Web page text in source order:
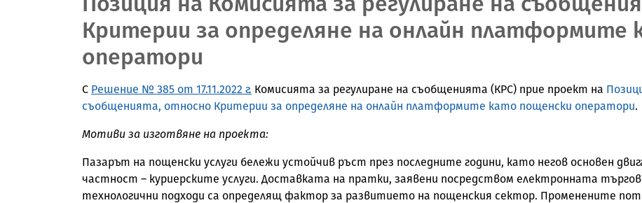
Критерии за определяне на онлайн платформите
оператори
С Решение № 385 от 17.11.2022 г. Комисията за регулиране на съобщенията (КРС) прие проект на
съобщенията, относно Критерии за определяне на онлайн платформите като пощенски оператори.
Мотиви за изготвяне на проекта:
Пазарът на пощенски услуги бележи устойчив ръст през последните години, като негов основен
частност – куриерските услуги. Доставката на пратки, заявени посредством електронната
технологични подходи са определящ фактор за развитието на пощенския сектор. Променените